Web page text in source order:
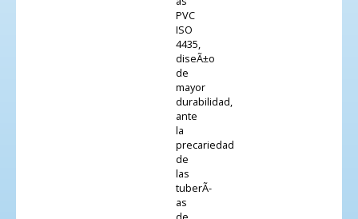
PVC
ISO
4435,
diseÃ±o
de
mayor
durabilidad,
ante
la
precariedad
de
las
tuberÃ­
as